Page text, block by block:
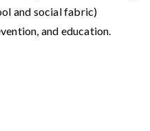
and social fabric)
and education.